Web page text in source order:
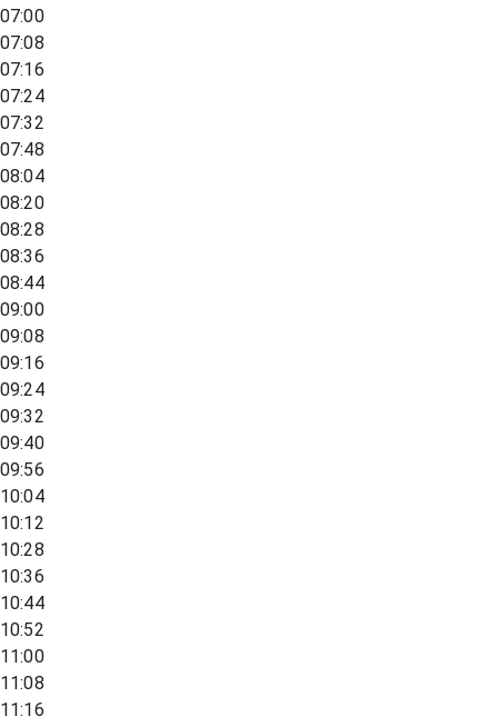
07:00
07:08
07:16
07:24
07:32
07:48
08:04
08:20
08:28
08:36
08:44
09:00
09:08
09:16
09:24
09:32
09:40
09:56
10:04
10:12
10:28
10:36
10:44
10:52
11:00
11:08
11:16